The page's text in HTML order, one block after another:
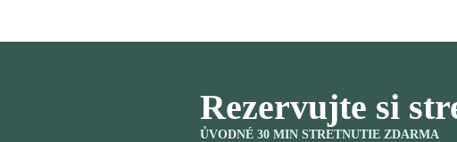
Rezervujte si
ŮVODNÉ 30 MIN STRETNUTIE ZDARMA